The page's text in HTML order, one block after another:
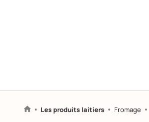
Les produits laitiers Fromage